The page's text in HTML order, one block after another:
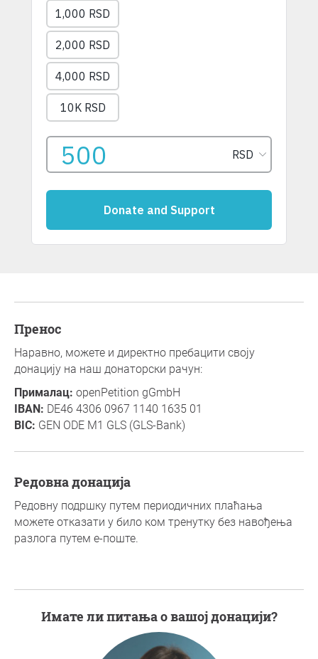
Пренос
Наравно, можете и директно пребацити своју
донацију на наш донаторски рачун:
Прималац: openPetition gGmbH
IBAN: DE46 4306 0967 1140 1635 01
BIC: GEN ODE M1 GLS (GLS-Bank)
Редовна донација
Редовну подршку путем периодичних плаћања
можете отказати у било ком тренутку без навођења
разлога путем е-поште.
Имате ли питања о вашој донацији?